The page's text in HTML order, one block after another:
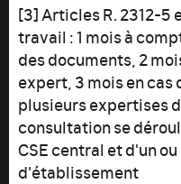
[3] Articles R. 2312-5
travail : 1 mois à
des documents, 2
expert, 3 mois en cas
plusieurs expertises
consultation se
CSE central et d'un
d'établissement